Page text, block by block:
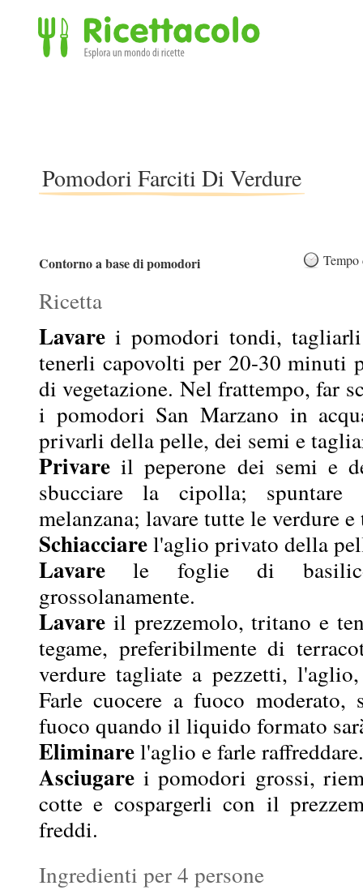
Pomodori Farciti Di Verdure
Contorno a base di pomodori
Ricetta
Lavare i pomodori tondi,
tenerli capovolti per 20-30 minuti
di vegetazione. Nel frattempo, far
i pomodori San Marzano in
privarli della pelle, dei semi e
Privare il peperone dei semi e
sbucciare la cipolla;
melanzana; lavare tutte le verdure
Schiacciarel'aglio privato della
Lavare le foglie di
grossolanamente.
Lavare il prezzemolo, tritano e
tegame, preferibilmente di
verdure tagliate a pezzetti,
Farle cuocere a fuoco moderato,
fuoco quando il liquido formato
Eliminarel'aglio e farle raffreddare.
Asciugare i pomodori grossi,
cotte e cospargerli con il
freddi.
Ingredienti per 4 persone